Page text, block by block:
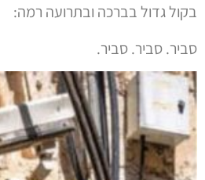
בקול גדול בברכה ובתרועה רמה:
סביר. סביר. סביר.